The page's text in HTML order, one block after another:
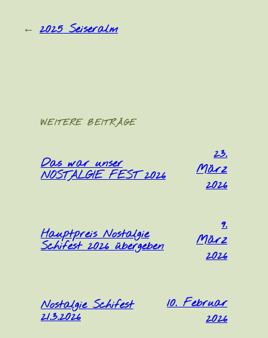
← 2025 Seiseralm
WEITERE BEITRÄGE
Das war unser
NOSTALGIE FEST 2026
23.
März
2026
Hauptpreis Nostalgie
Schifest 2026 übergeben
9.
März
2026
Nostalgie Schifest
21.3.2026
10. Februar
2026